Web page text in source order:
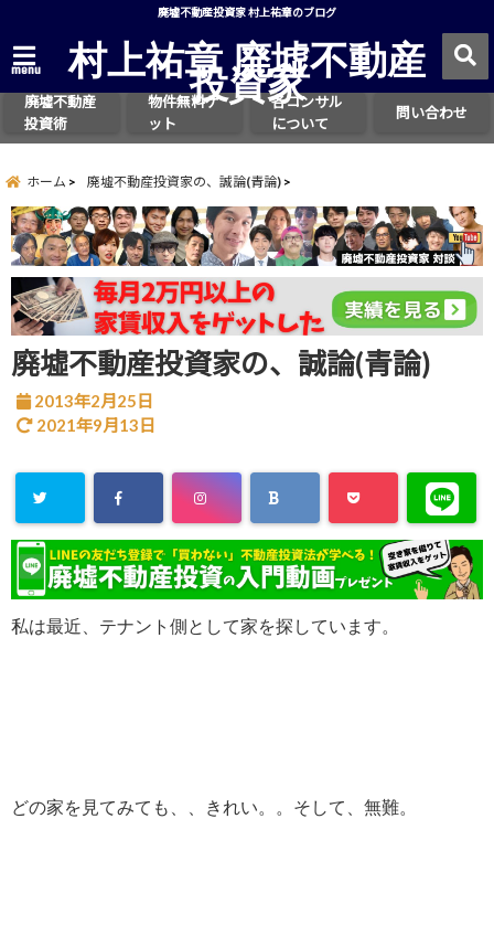
廃墟不動産投資家 村上祐章のブログ
menu 村上祐章 廃墟不動産
投資家
廃墟不動産
投資術
物件無料ゲ
ット
各コンサル
について
問い合わせ
ホーム 廃墟不動産投資家の、誠論(青論)
廃墟不動産投資家の、誠論(青論)
2013年2月25日
2021年9月13日
私は最近、テナント側として家を探しています。
どの家を見てみても、、きれい。。そして、無難。